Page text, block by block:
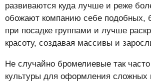
развиваются куда лучше и реже
обожают компанию себе подобных,
при посадке группами и лучше
красоту, создавая массивы и
Не случайно бромелиевые так
культуры для оформления сложных